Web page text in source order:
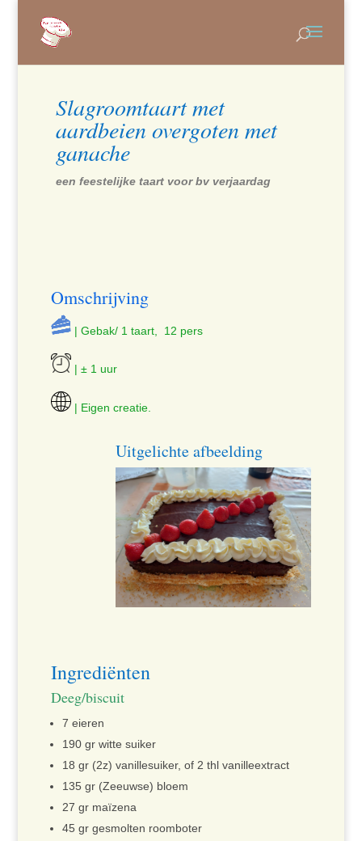
Slagroomtaart met
aardbeien overgoten met
ganache
een feestelijke taart voor bv verjaardag
Omschrijving
| Gebak/ 1 taart, 12 pers
| ± 1 uur
| Eigen creatie.
Uitgelichte afbeelding
Ingrediënten
Deeg/biscuit
7 eieren
190 gr witte suiker
18 gr (2z) vanillesuiker, of 2 thl vanilleextract
135 gr (Zeeuwse) bloem
27 gr maïzena
45 gr gesmolten roomboter